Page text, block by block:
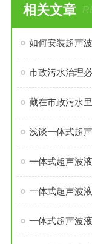
相关文章
如何安装超声
藏在市政污水
浅谈一体式超
一体式超声波
一体式超声波
一体式超声波